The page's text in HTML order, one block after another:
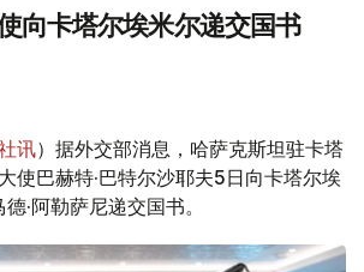
向卡塔尔埃米尔递交国书
讯）据外交部消息，哈萨克斯坦驻卡塔
使巴赫特·巴特尔沙耶夫5日向卡塔尔埃
·阿勒萨尼递交国书。